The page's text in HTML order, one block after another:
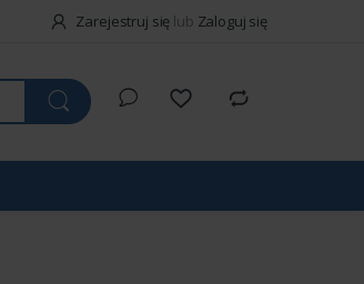
Zarejestruj się lub Zaloguj się